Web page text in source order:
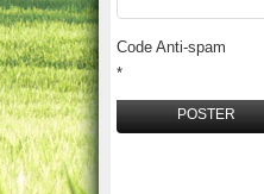
Code Anti-spam
*